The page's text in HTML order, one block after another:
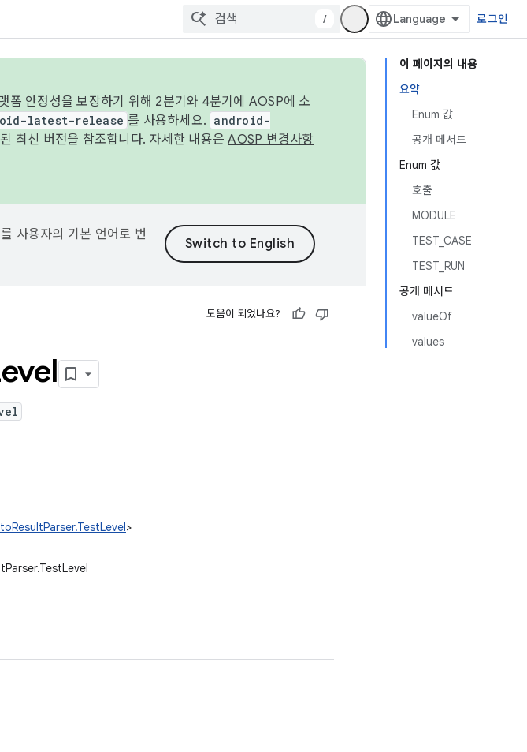
/ 로그인
이 페이지의 내용
요약
Enum 값
공개 메서드
Enum 값
호출
MODULE
TEST_CASE
TEST_RUN
공개 메서드
valueOf
values
안정성을 보장하기 위해 2분기와 4분기에 AOSP에 소
latest-release 를 사용하세요. android-
최신 버전을 참조합니다. 자세한 내용은AOSP 변경사항
사용자의 기본 언어로 번
도움이 되었나요?
>